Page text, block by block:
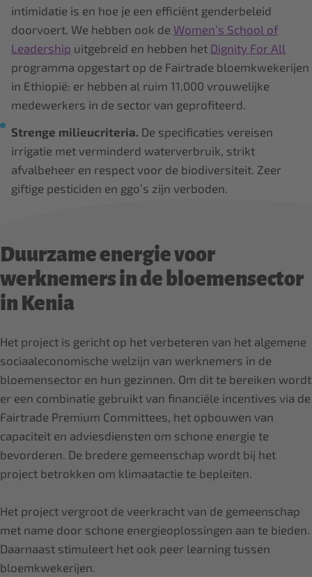
intimidatie is en hoe je een efficiënt genderbeleid
doorvoert. We hebben ook de Women’s School of
Leadership uitgebreid en hebben het Dignity For All
programma opgestart op de Fairtrade bloemkwekerijen
in Ethiopië: er hebben al ruim 11.000 vrouwelijke
medewerkers in de sector van geprofiteerd.
Strenge milieucriteria. De specificaties vereisen
irrigatie met verminderd waterverbruik, strikt
afvalbeheer en respect voor de biodiversiteit. Zeer
giftige pesticiden en ggo’s zijn verboden.
Duurzame energie voor
werknemers in de bloemensector
in Kenia
Het project is gericht op het verbeteren van het algemene
sociaaleconomische welzijn van werknemers in de
bloemensector en hun gezinnen. Om dit te bereiken wordt
er een combinatie gebruikt van financiële incentives via de
Fairtrade Premium Committees, het opbouwen van
capaciteit en adviesdiensten om schone energie te
bevorderen. De bredere gemeenschap wordt bij het
project betrokken om klimaatactie te bepleiten.
Het project vergroot de veerkracht van de gemeenschap
met name door schone energieoplossingen aan te bieden.
Daarnaast stimuleert het ook peer learning tussen
bloemkwekerijen.